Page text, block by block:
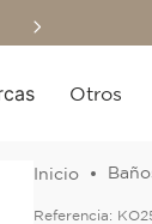
Otros
Referencia: